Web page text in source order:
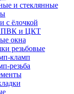
и стеклянные
с ёлочкой
ПВК и ЦКТ
окна
резьбовые
кламп
резьба